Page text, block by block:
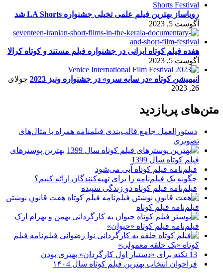
رویاساز بهترین فیلم علمی تخیلی جشنواره LA Shorts شد
آگوست 5, 2023
هفده فیلم کوتاه ایرانی در جشنواره فیلم مستند و کوتاه کرالا
آگوست 5, 2023
انیمیشن کوتاه «در سایه سرو» در جشنواره ونیز 2023
جولای
26, 2023
متن‌های پربازدید
دستورالعمل جامع قالب‌بندی فیلمنامه همراه با مثال‌های
تصویری
بهترین پوسترهای
فیلم کوتاه سال 1399
فیلم‌نامه فیلم کوتاه آبی می‌شود
چگونه یک فیلم‌نامه را برای تهیه‌کنندگان ارائه کنیم؟
فیلم‌نامه فیلم کوتاه دو زندگی سپیده
هفت قانونِ نوشتن
فیلم‌نامه فیلم کوتاه
فیلم‌نامه فیلم کوتاه «حیوان»
فیلم‌نامه فیلم
کوتاه «یک حلقه معمولی»
13 نکته برای «دستیار اول کارگردان» بهتری بودن
فراخوان انتخاب بهترین فیلم کوتاه سال ۱۴۰4